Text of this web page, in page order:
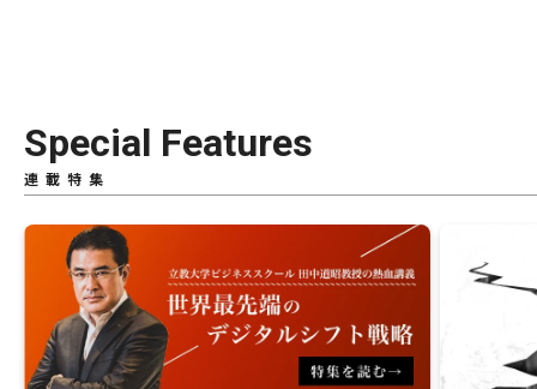
Special Features
連載特集